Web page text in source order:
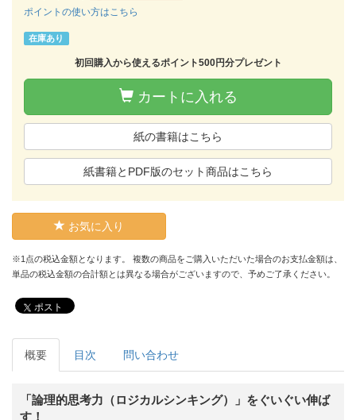
ポイントの使い方はこちら
在庫あり
初回購入から使えるポイント500円分プレゼント
カートに入れる
紙の書籍はこちら
紙書籍とPDF版のセット商品はこちら
お気に入り
※1点の税込金額となります。 複数の商品をご購入いただいた場合のお支払金額は、
単品の税込金額の合計額とは異なる場合がございますので、予めご了承ください。
ポスト
概要 目次 問い合わせ
「論理的思考力（ロジカルシンキング）」をぐいぐい伸ば
す！